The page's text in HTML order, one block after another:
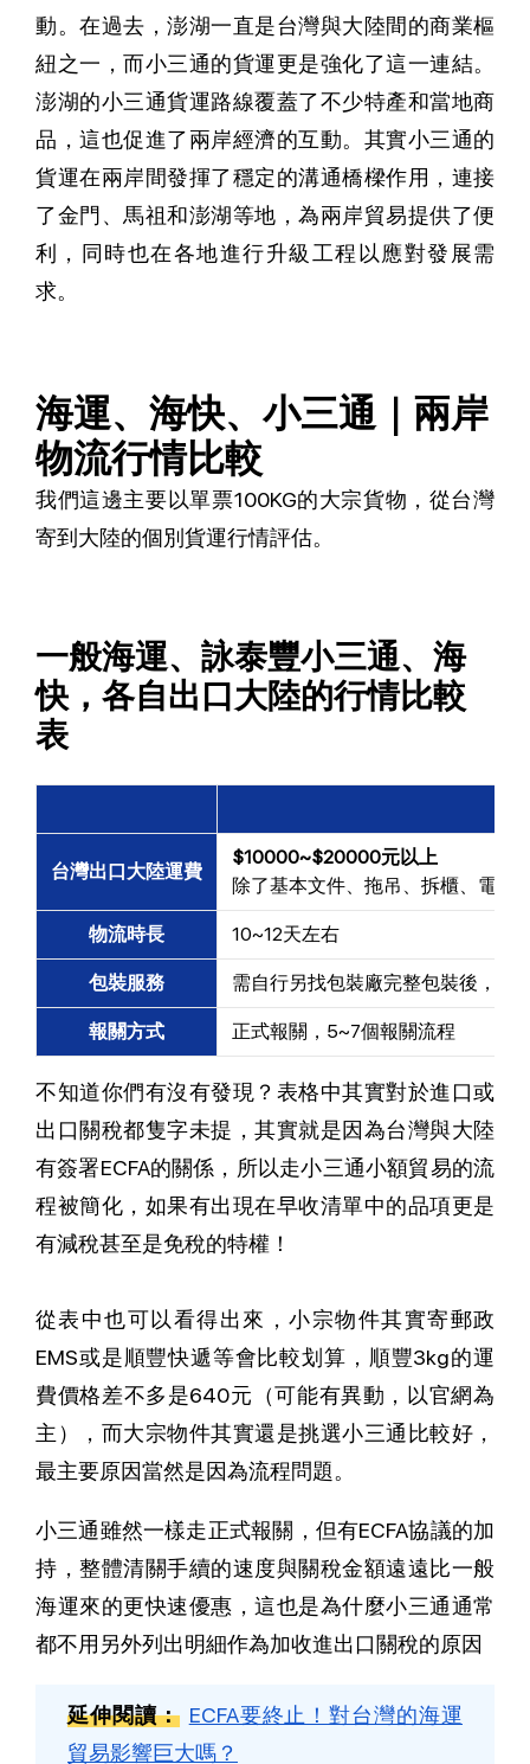
動。在過去，澎湖一直是台灣與大陸間的商業樞
紐之一，而小三通的貨運更是強化了這一連結。
澎湖的小三通貨運路線覆蓋了不少特產和當地商
品，這也促進了兩岸經濟的互動。其實小三通的
貨運在兩岸間發揮了穩定的溝通橋樑作用，連接
了金門、馬祖和澎湖等地，為兩岸貿易提供了便
利，同時也在各地進行升級工程以應對發展需
求。
海運、海快、小三通｜兩岸
物流行情比較
我們這邊主要以單票100KG的大宗貨物，從台灣
寄到大陸的個別貨運行情評估。
一般海運、詠泰豐小三通、海
快，各自出口大陸的行情比較
表
台灣出口大陸運費
$10000~$20000元以上
除了基本文件、拖吊、拆櫃、電放
物流時長 10~12天左右
包裝服務 需自行另找包裝廠完整包裝後，運
報關方式 正式報關，5~7個報關流程
不知道你們有沒有發現？表格中其實對於進口或
出口關稅都隻字未提，其實就是因為台灣與大陸
有簽署ECFA的關係，所以走小三通小額貿易的流
程被簡化，如果有出現在早收清單中的品項更是
有減稅甚至是免稅的特權！
從表中也可以看得出來，小宗物件其實寄郵政
EMS或是順豐快遞等會比較划算，順豐3kg的運
費價格差不多是640元（可能有異動，以官網為
主），而大宗物件其實還是挑選小三通比較好，
最主要原因當然是因為流程問題。
小三通雖然一樣走正式報關，但有ECFA協議的加
持，整體清關手續的速度與關稅金額遠遠比一般
海運來的更快速優惠，這也是為什麼小三通通常
都不用另外列出明細作為加收進出口關稅的原因
延伸閱讀： ECFA要終止！對台灣的海運
貿易影響巨大嗎？